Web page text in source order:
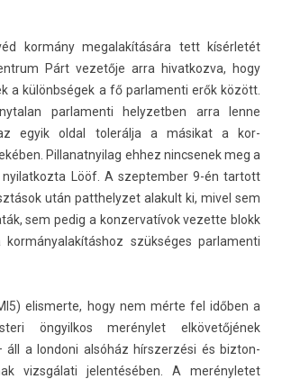
kormány megalakítására tett kísérletét
Párt vezetője arra hivat­kozva, hogy
a különbségek a fő par­lamen­ti erők között.
par­lamen­ti helyzetb­en arra lenne
egyik oldal tolerálja a másikat a kor­
Pil­lanat­nyilag ehhez nincsenek meg a
Lööf. A szep­temb­er 9-én tar­tott
után patthelyzet al­akult ki, mivel sem
sem pedig a kon­zervatívok vezet­te blokk
szükséges par­lamen­ti
elis­merte, hogy nem mérte fel időben a
öngyil­kos merénylet elkövetőjének
áll a lon­doni alsóház hírszer­zési és bi­zton­
vizsgálati jelen­téséb­en. A merényletet